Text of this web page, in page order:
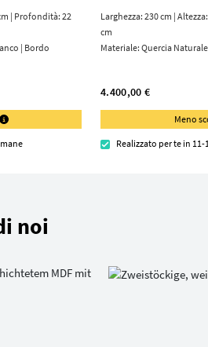
| Profondità: 22
| Bordo
Larghezza: 230 cm |
cm
Materiale:Quercia
4.400,00 €
Meno
Realizzato per te in
noi